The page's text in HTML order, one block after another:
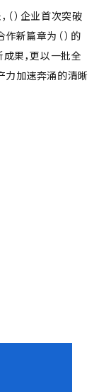
）企业首次突破
新篇章为（ ）的
果，更以一批全
力加速奔涌的清晰